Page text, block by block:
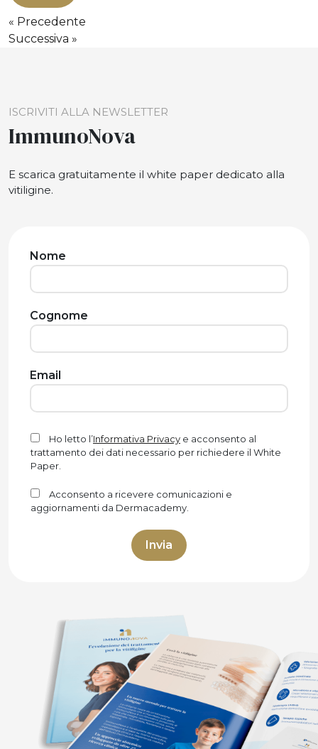
Precedente
Successiva
ISCRIVITI ALLA NEWSLETTER
ImmunoNova
E scarica gratuitamente il white paper dedicato alla
vitiligine.
Nome
Cognome
Email
Ho letto l’Informativa Privacy e acconsento al
trattamento dei dati necessario per richiedere il White
Paper.
Acconsento a ricevere comunicazioni e
aggiornamenti da Dermacademy.